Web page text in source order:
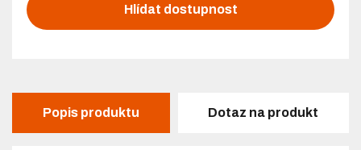
Hlídat dostupnost
Popis produktu Dotaz na produkt